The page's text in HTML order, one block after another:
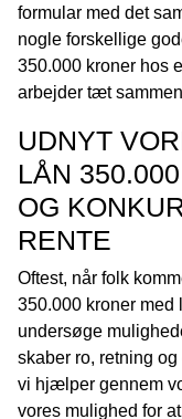
formular med det
nogle forskellige
350.000 kroner hos
arbejder tæt
UDNYT
LÅN
OG
RENTE
Oftest, når folk
350.000 kroner med
undersøge
skaber ro, retning
vi hjælper gennem
vores mulighed for